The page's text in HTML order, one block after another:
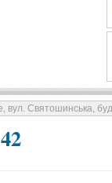
вул. Святошинська,